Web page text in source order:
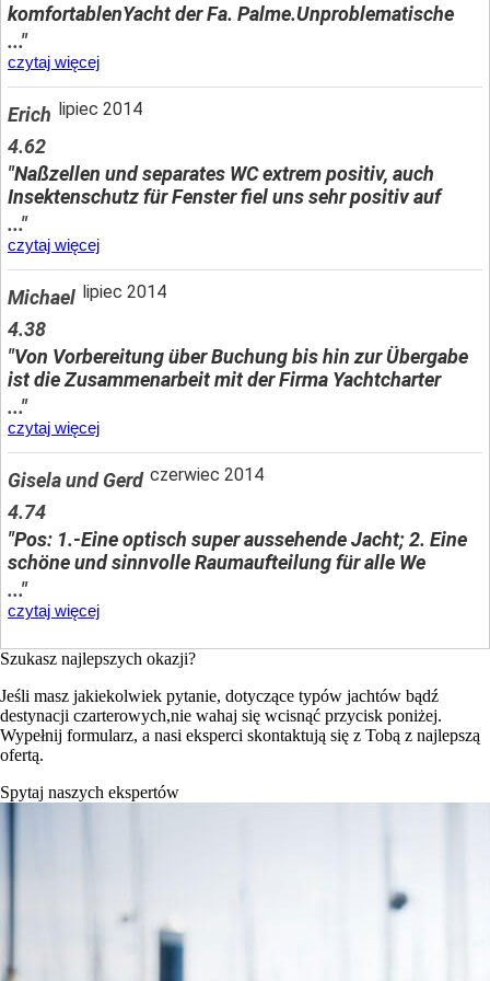
komfortablenYacht der Fa. Palme.Unproblematische
..."
czytaj więcej
Erich lipiec 2014
4.62
"Naßzellen und separates WC extrem positiv, auch
Insektenschutz für Fenster fiel uns sehr positiv auf
..."
czytaj więcej
Michael lipiec 2014
4.38
"Von Vorbereitung über Buchung bis hin zur Übergabe
ist die Zusammenarbeit mit der Firma Yachtcharter
..."
czytaj więcej
Gisela und Gerd czerwiec 2014
4.74
"Pos: 1.-Eine optisch super aussehende Jacht; 2. Eine
schöne und sinnvolle Raumaufteilung für alle We
..."
czytaj więcej
Szukasz najlepszych okazji?
Jeśli masz jakiekolwiek pytanie, dotyczące typów jachtów bądź
destynacji czarterowych,nie wahaj się wcisnąć przycisk poniżej.
Wypełnij formularz, a nasi eksperci skontaktują się z Tobą z najlepszą
ofertą.
Spytaj naszych ekspertów